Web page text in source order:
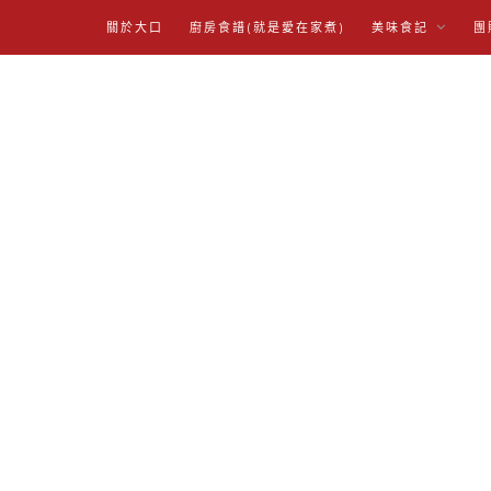
關於大口 廚房食譜(就是愛在家煮) 美味食記